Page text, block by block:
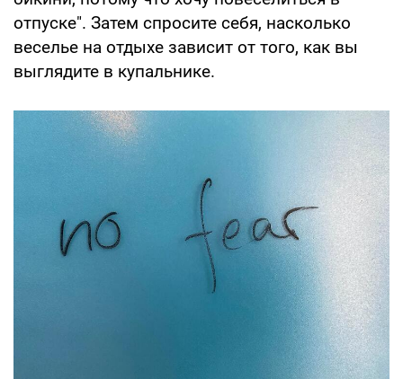
отпуске". Затем спросите себя, насколько
веселье на отдыхе зависит от того, как вы
выглядите в купальнике.